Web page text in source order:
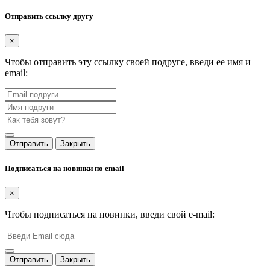
Отправить ссылку другу
×
Чтобы отправить эту ссылку своей подруге, введи ее имя и
email:
Отправить Закрыть
Подписаться на новинки по email
×
Чтобы подписаться на новинки, введи свой e-mail:
Отправить Закрыть